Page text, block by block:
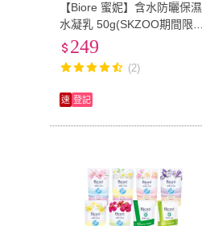
【Biore 蜜妮】含水防曬保濕
水凝乳 50g(SKZOO期間限
定)249
(2)
速 登記